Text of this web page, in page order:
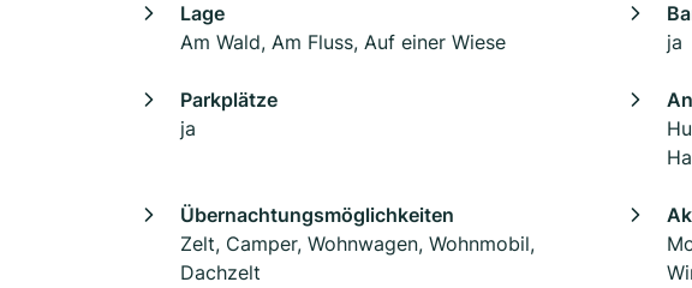
Lage
Am Wald, Am Fluss, Auf einer Wiese
ja
Parkplätze
ja
Übernachtungsmöglichkeiten
Zelt, Camper, Wohnwagen, Wohnmobil,
Dachzelt